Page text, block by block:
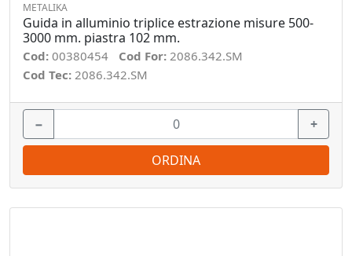
METALIKA
Guida in alluminio triplice estrazione misure 500-
3000 mm. piastra 102 mm.
Cod: 00380454 Cod For: 2086.342.SM
Cod Tec: 2086.342.SM
− +
ORDINA